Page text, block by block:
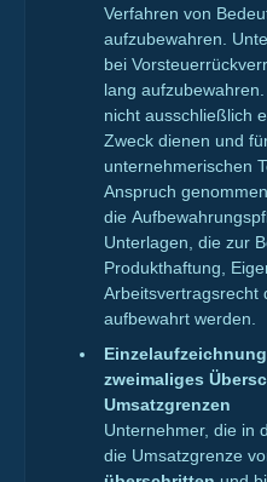
Verfahren von
aufzubewahren.
bei
lang
nicht ausschließlich
Zweck dienen und
unternehmerischen
Anspruch
die
Unterlagen, die zur
Produkthaftung,
Arbeitsvertragsrecht
aufbewahrt werden.
zweimaliges
Umsatzgrenzen
Unternehmer, die in
die Umsatzgrenze